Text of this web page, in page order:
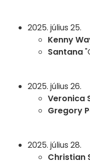
2025. július 25.
Kenny
Santana
2025. július 26.
Veronica
Gregory
2025. július 28.
Christian